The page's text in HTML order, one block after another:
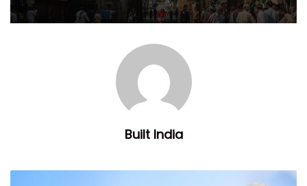
અંતર્ગત દેશના મુખ્ય 16 મંત્રાલયો એકબીજા જોડીને, ઝડપી વિકાસ
Built India